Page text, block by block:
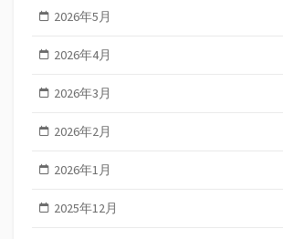
2026年5月
2026年4月
2026年3月
2026年2月
2026年1月
2025年12月